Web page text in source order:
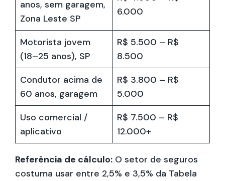
anos, sem garagem,
Zona Leste SP
6.000
Motorista jovem
(18–25 anos), SP
R$ 5.500 – R$
8.500
Condutor acima de
60 anos, garagem
R$ 3.800 – R$
5.000
Uso comercial /
aplicativo
R$ 7.500 – R$
12.000+
Referência de cálculo: O setor de seguros
costuma usar entre 2,5% e 3,5% da Tabela